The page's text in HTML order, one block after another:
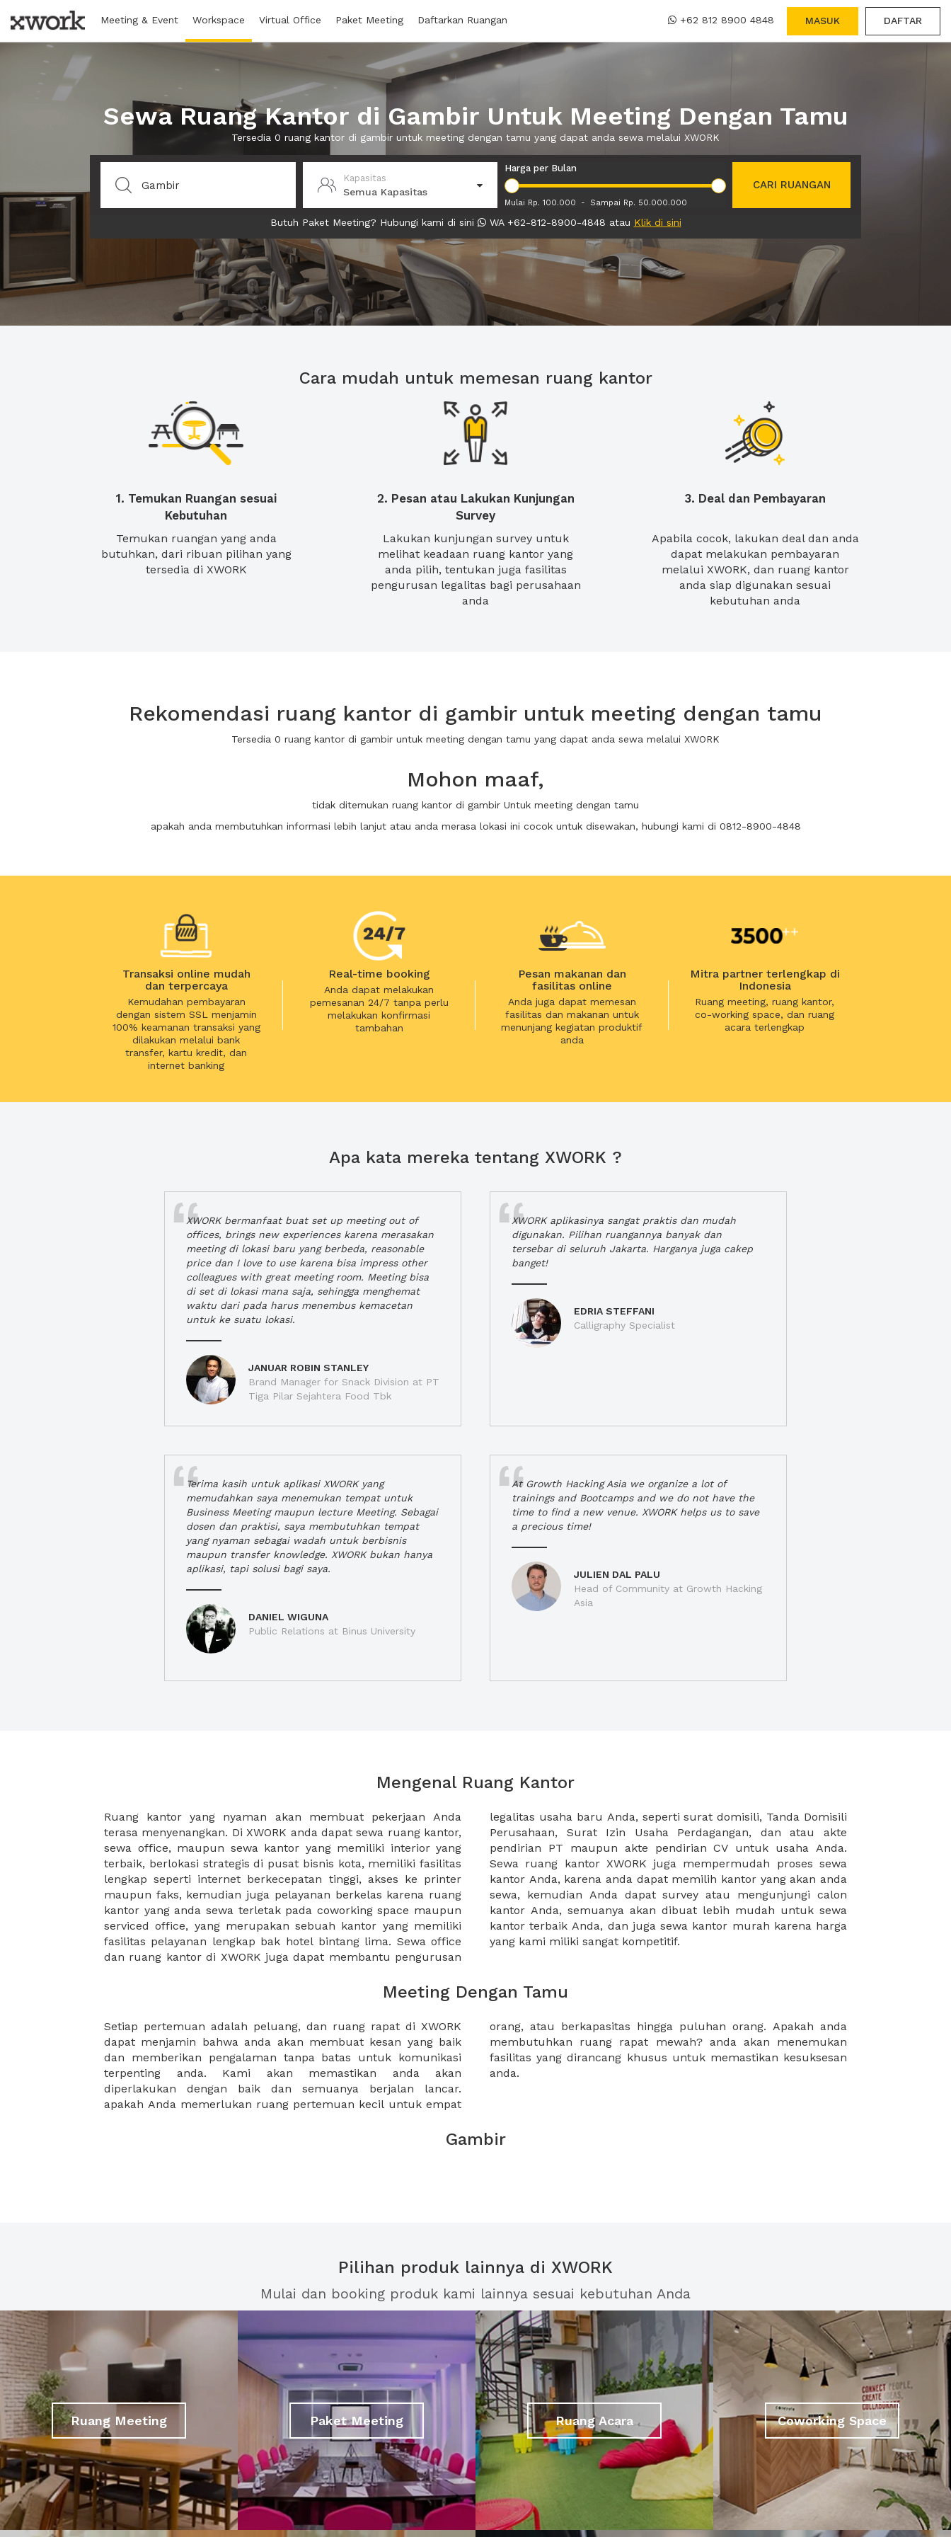
Meeting & Event Workspace Virtual Office Paket Meeting Daftarkan Ruangan +62 812 8900 4848 MASUK DAFTAR
Sewa Ruang Kantor di Gambir Untuk Meeting Dengan Tamu
Tersedia 0 ruang kantor di gambir untuk meeting dengan tamu yang dapat anda sewa melalui XWORK
Kapasitas
Semua Kapasitas
Harga per Bulan
Mulai Rp. 100.000 - Sampai Rp. 50.000.000
CARI RUANGAN
Butuh Paket Meeting? Hubungi kami di sini WA +62-812-8900-4848 atau Klik di sini
Cara mudah untuk memesan ruang kantor
1. Temukan Ruangan sesuai
Kebutuhan
Temukan ruangan yang anda
butuhkan, dari ribuan pilihan yang
tersedia di XWORK
2. Pesan atau Lakukan Kunjungan
Survey
Lakukan kunjungan survey untuk
melihat keadaan ruang kantor yang
anda pilih, tentukan juga fasilitas
pengurusan legalitas bagi perusahaan
anda
3. Deal dan Pembayaran
Apabila cocok, lakukan deal dan anda
dapat melakukan pembayaran
melalui XWORK, dan ruang kantor
anda siap digunakan sesuai
kebutuhan anda
Rekomendasi ruang kantor di gambir untuk meeting dengan tamu
Tersedia 0 ruang kantor di gambir untuk meeting dengan tamu yang dapat anda sewa melalui XWORK
Mohon maaf,
tidak ditemukan ruang kantor di gambir Untuk meeting dengan tamu
apakah anda membutuhkan informasi lebih lanjut atau anda merasa lokasi ini cocok untuk disewakan, hubungi kami di 0812-8900-4848
Transaksi online mudah
dan terpercaya
Kemudahan pembayaran
dengan sistem SSL menjamin
100% keamanan transaksi yang
dilakukan melalui bank
transfer, kartu kredit, dan
internet banking
Real-time booking
Anda dapat melakukan
pemesanan 24/7 tanpa perlu
melakukan konfirmasi
tambahan
Pesan makanan dan
fasilitas online
Anda juga dapat memesan
fasilitas dan makanan untuk
menunjang kegiatan produktif
anda
Mitra partner terlengkap di
Indonesia
Ruang meeting, ruang kantor,
co-working space, dan ruang
acara terlengkap
Apa kata mereka tentang XWORK ?
XWORK bermanfaat buat set up meeting out of
offices, brings new experiences karena merasakan
meeting di lokasi baru yang berbeda, reasonable
price dan I love to use karena bisa impress other
colleagues with great meeting room. Meeting bisa
di set di lokasi mana saja, sehingga menghemat
waktu dari pada harus menembus kemacetan
untuk ke suatu lokasi.
JANUAR ROBIN STANLEY
Brand Manager for Snack Division at PT
Tiga Pilar Sejahtera Food Tbk
XWORK aplikasinya sangat praktis dan mudah
digunakan. Pilihan ruangannya banyak dan
tersebar di seluruh Jakarta. Harganya juga cakep
banget!
EDRIA STEFFANI
Calligraphy Specialist
Terima kasih untuk aplikasi XWORK yang
memudahkan saya menemukan tempat untuk
Business Meeting maupun lecture Meeting. Sebagai
dosen dan praktisi, saya membutuhkan tempat
yang nyaman sebagai wadah untuk berbisnis
maupun transfer knowledge. XWORK bukan hanya
aplikasi, tapi solusi bagi saya.
DANIEL WIGUNA
Public Relations at Binus University
At Growth Hacking Asia we organize a lot of
trainings and Bootcamps and we do not have the
time to find a new venue. XWORK helps us to save
a precious time!
JULIEN DAL PALU
Head of Community at Growth Hacking
Asia
Mengenal Ruang Kantor
Ruang kantor yang nyaman akan membuat pekerjaan Anda
terasa menyenangkan. Di XWORK anda dapat sewa ruang kantor,
sewa office, maupun sewa kantor yang memiliki interior yang
terbaik, berlokasi strategis di pusat bisnis kota, memiliki fasilitas
lengkap seperti internet berkecepatan tinggi, akses ke printer
maupun faks, kemudian juga pelayanan berkelas karena ruang
kantor yang anda sewa terletak pada coworking space maupun
serviced office, yang merupakan sebuah kantor yang memiliki
fasilitas pelayanan lengkap bak hotel bintang lima. Sewa office
dan ruang kantor di XWORK juga dapat membantu pengurusan
legalitas usaha baru Anda, seperti surat domisili, Tanda Domisili
Perusahaan, Surat Izin Usaha Perdagangan, dan atau akte
pendirian PT maupun akte pendirian CV untuk usaha Anda.
Sewa ruang kantor XWORK juga mempermudah proses sewa
kantor Anda, karena anda dapat memilih kantor yang akan anda
sewa, kemudian Anda dapat survey atau mengunjungi calon
kantor Anda, semuanya akan dibuat lebih mudah untuk sewa
kantor terbaik Anda, dan juga sewa kantor murah karena harga
yang kami miliki sangat kompetitif.
Meeting Dengan Tamu
Setiap pertemuan adalah peluang, dan ruang rapat di XWORK
dapat menjamin bahwa anda akan membuat kesan yang baik
dan memberikan pengalaman tanpa batas untuk komunikasi
terpenting anda. Kami akan memastikan anda akan
diperlakukan dengan baik dan semuanya berjalan lancar.
apakah Anda memerlukan ruang pertemuan kecil untuk empat
orang, atau berkapasitas hingga puluhan orang. Apakah anda
membutuhkan ruang rapat mewah? anda akan menemukan
fasilitas yang dirancang khusus untuk memastikan kesuksesan
anda.
Gambir
Pilihan produk lainnya di XWORK
Mulai dan booking produk kami lainnya sesuai kebutuhan Anda
Ruang Meeting Paket Meeting Ruang Acara Coworking Space